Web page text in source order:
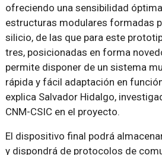
ofreciendo una sensibilidad
estructuras modulares formadas
silicio, de las que para este
tres, posicionadas en forma
permite disponer de un sistema
rápida y fácil adaptación en
explica Salvador Hidalgo,
CNM-CSIC en el proyecto.
El dispositivo final podrá
y dispondrá de protocolos de